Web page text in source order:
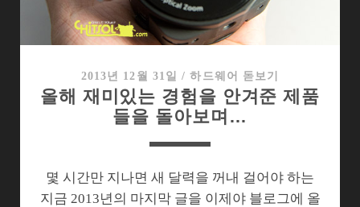
우
리
거
실
오
다
2013년 12월 31일 /하드웨어 돋보기
올해 재미있는 경험을 안겨준 제품
들을 돌아보며…
몇 시간만 지나면 새 달력을 꺼내 걸어야 하는
지금 2013년의 마지막 글을 이제야 블로그에 올